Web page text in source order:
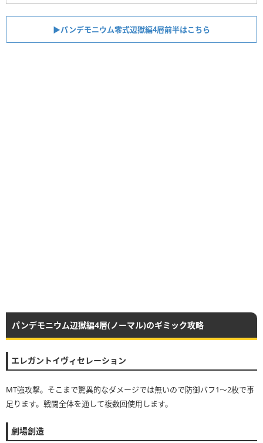
▶パンデモニウム零式辺獄編4層前半はこちら
パンデモニウム辺獄編4層(ノーマル)のギミック攻略
エレガントイヴィセレーション
MT強攻撃。そこまで驚異的なダメージでは無いので防御バフ1〜2枚で事
足ります。戦闘全体を通して複数回使用します。
劇場創造